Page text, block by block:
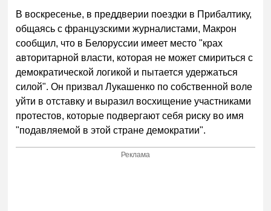
В воскресенье, в преддверии поездки в Прибалтику,
общаясь с французскими журналистами, Макрон
сообщил, что в Белоруссии имеет место "крах
авторитарной власти, которая не может смириться с
демократической логикой и пытается удержаться
силой". Он призвал Лукашенко по собственной воле
уйти в отставку и выразил восхищение участниками
протестов, которые подвергают себя риску во имя
"подавляемой в этой стране демократии".
Реклама